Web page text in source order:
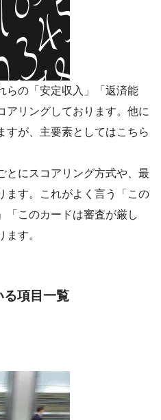
らの「安定収入」「返済能
アリングしております。他に
すが、主要素としてはこちら
とにスコアリング方式や、最
ます。これがよく言う「この
「このカードは審査が厳し
す。
る項目一覧